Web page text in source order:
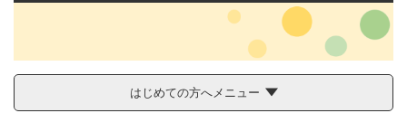
はじめての方へメニュー